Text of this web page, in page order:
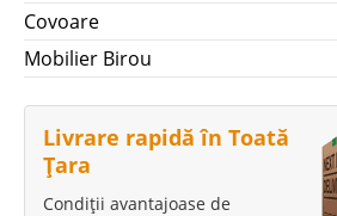
Covoare
Mobilier Birou
Livrare rapidă în Toată
Țara
Condiții avantajoase de